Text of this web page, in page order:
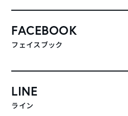
FACEBOOK
フェイスブック
LINE
ライン